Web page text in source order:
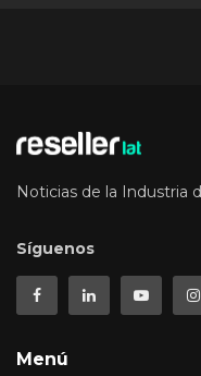
Noticias de la Industria
Síguenos
Menú